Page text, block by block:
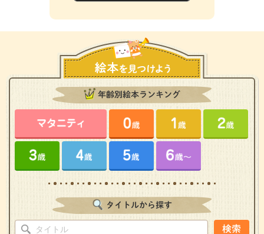
年齢別絵本ランキング
タイトルから探す
検索